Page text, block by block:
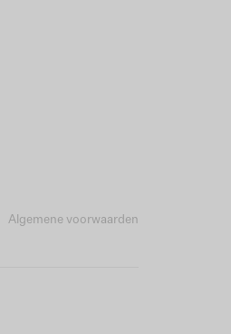
Algemene voorwaarden